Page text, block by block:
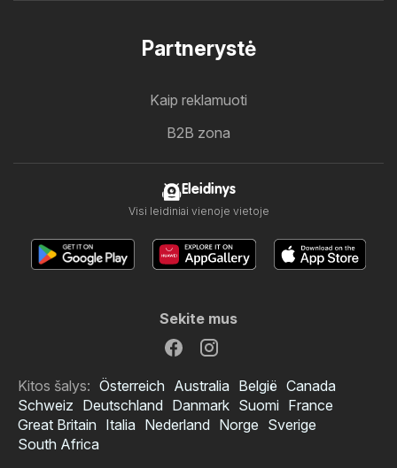
Partnerystė
Kaip reklamuoti
B2B zona
Eleidinys
Visi leidiniai vienoje vietoje
Sekite mus
Kitos šalys: Österreich Australia België Canada
Schweiz Deutschland Danmark Suomi France
Great Britain Italia Nederland Norge Sverige
South Africa